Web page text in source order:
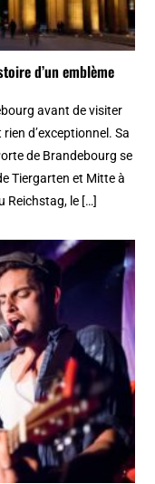
d’un emblème
avant de visiter
d’exceptionnel. Sa
de Brandebourg se
Tiergarten et Mitte à
Reichstag, le […]